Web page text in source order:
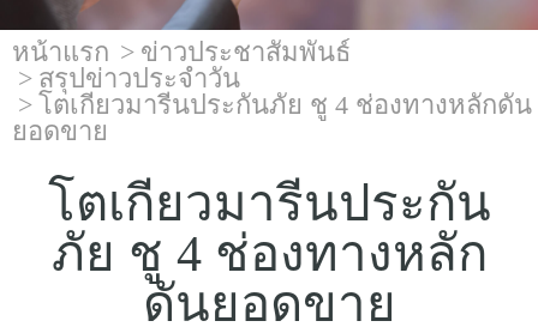
ติดต่อไทยประกันชีวิต
บทความ
แบบประกันทั้งหมด
แบบประกันที่เหมาะกับช่วงอายุ
เปรียบเทียบแบบประกัน
เลือกแบบประกันที่เหมาะกับคุณ
หน้าแรก
ข่าวประชาสัมพันธ์
สรุปข่าวประจำวัน
โตเกียวมารีนประกันภัย ชู 4 ช่องทางหลักดัน
ยอดขาย
โตเกียวมารีนประกัน
ภัย ชู 4 ช่องทางหลัก
ดันยอดขาย